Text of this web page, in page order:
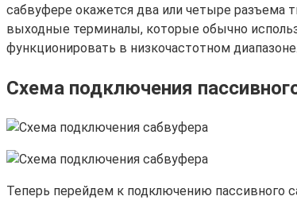
сабвуфере окажется два или четыре разъема
выходные терминалы, которые обычно
функционировать в низкочастотном диапазоне.
Схема подключения
Теперь перейдем к подключению пассивного